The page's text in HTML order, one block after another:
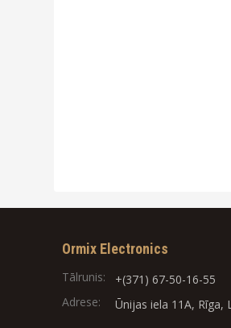
Ormix Electronics
Tālrunis:
+(371) 67-50-16-55
Adrese:
Ūnijas iela 11A, Rīga,